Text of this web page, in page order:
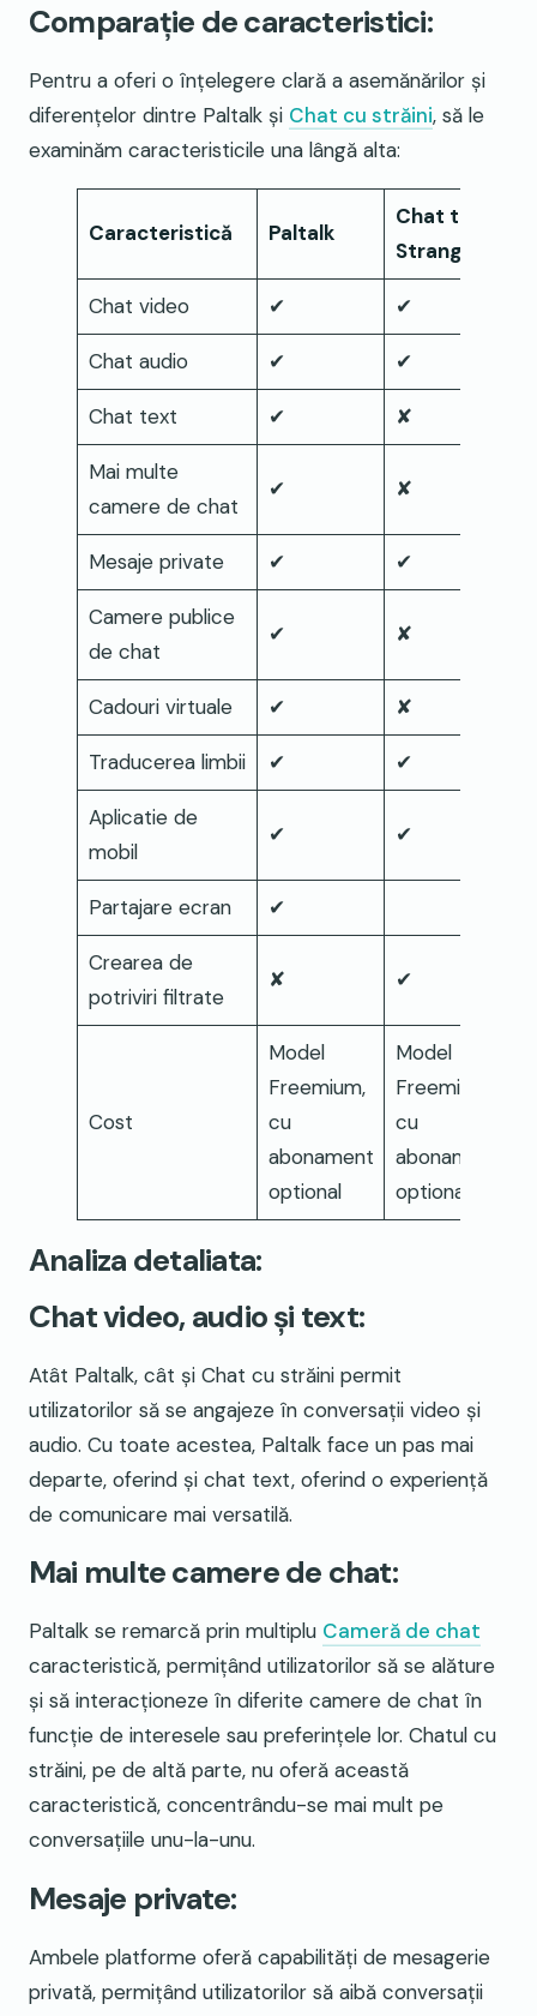
Comparație de caracteristici:
Pentru a oferi o înțelegere clară a asemănărilor și
diferențelor dintre Paltalk și Chat cu străini, să le
examinăm caracteristicile una lângă alta:
Caracteristică Paltalk
Chat to
Strangers
Chat video ✔ ✔
Chat audio ✔ ✔
Chat text ✔ ✘
Mai multe
camere de chat
✔ ✘
Mesaje private ✔ ✔
Camere publice
de chat
✔ ✘
Cadouri virtuale ✔ ✘
Traducerea limbii ✔ ✔
Aplicatie de
mobil
✔ ✔
Partajare ecran ✔
Crearea de
potriviri filtrate
✘ ✔
Cost
Model
Freemium,
cu
abonament
optional
Model
Freemium,
cu
abonament
optional
Analiza detaliata:
Chat video, audio și text:
Atât Paltalk, cât și Chat cu străini permit
utilizatorilor să se angajeze în conversații video și
audio. Cu toate acestea, Paltalk face un pas mai
departe, oferind și chat text, oferind o experiență
de comunicare mai versatilă.
Mai multe camere de chat:
Paltalk se remarcă prin multiplu Cameră de chat
caracteristică, permițând utilizatorilor să se alăture
și să interacționeze în diferite camere de chat în
funcție de interesele sau preferințele lor. Chatul cu
străini, pe de altă parte, nu oferă această
caracteristică, concentrându-se mai mult pe
conversațiile unu-la-unu.
Mesaje private:
Ambele platforme oferă capabilități de mesagerie
privată, permițând utilizatorilor să aibă conversații